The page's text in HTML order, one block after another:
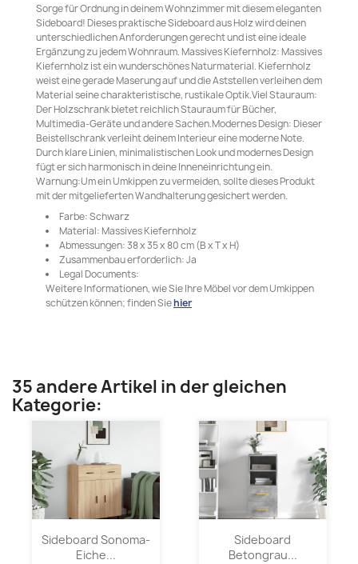
Sorge für Ordnung in deinem Wohnzimmer mit diesem eleganten
Sideboard! Dieses praktische Sideboard aus Holz wird deinen
unterschiedlichen Anforderungen gerecht und ist eine ideale
Ergänzung zu jedem Wohnraum. Massives Kiefernholz: Massives
Kiefernholz ist ein wunderschönes Naturmaterial. Kiefernholz
weist eine gerade Maserung auf und die Aststellen verleihen dem
Material seine charakteristische, rustikale Optik.Viel Stauraum:
Der Holzschrank bietet reichlich Stauraum für Bücher,
Multimedia-Geräte und andere Sachen.Modernes Design: Dieser
Beistellschrank verleiht deinem Interieur eine moderne Note.
Durch klare Linien, minimalistischen Look und modernes Design
fügt er sich harmonisch in deine Inneneinrichtung ein.
Warnung:Um ein Umkippen zu vermeiden, sollte dieses Produkt
mit der mitgelieferten Wandhalterung gesichert werden.
Farbe: Schwarz
Material: Massives Kiefernholz
Abmessungen: 38 x 35 x 80 cm (B x T x H)
Zusammenbau erforderlich: Ja
Legal Documents:
Weitere Informationen, wie Sie Ihre Möbel vor dem Umkippen
schützen können; finden Siehier
35 andere Artikel in der gleichen
Kategorie:
Sideboard Sonoma-
Eiche...
Sideboard
Betongrau...